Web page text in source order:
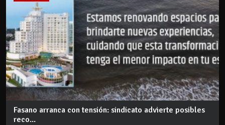
Fasano arranca con tensión: sindicato advierte posibles
reco...